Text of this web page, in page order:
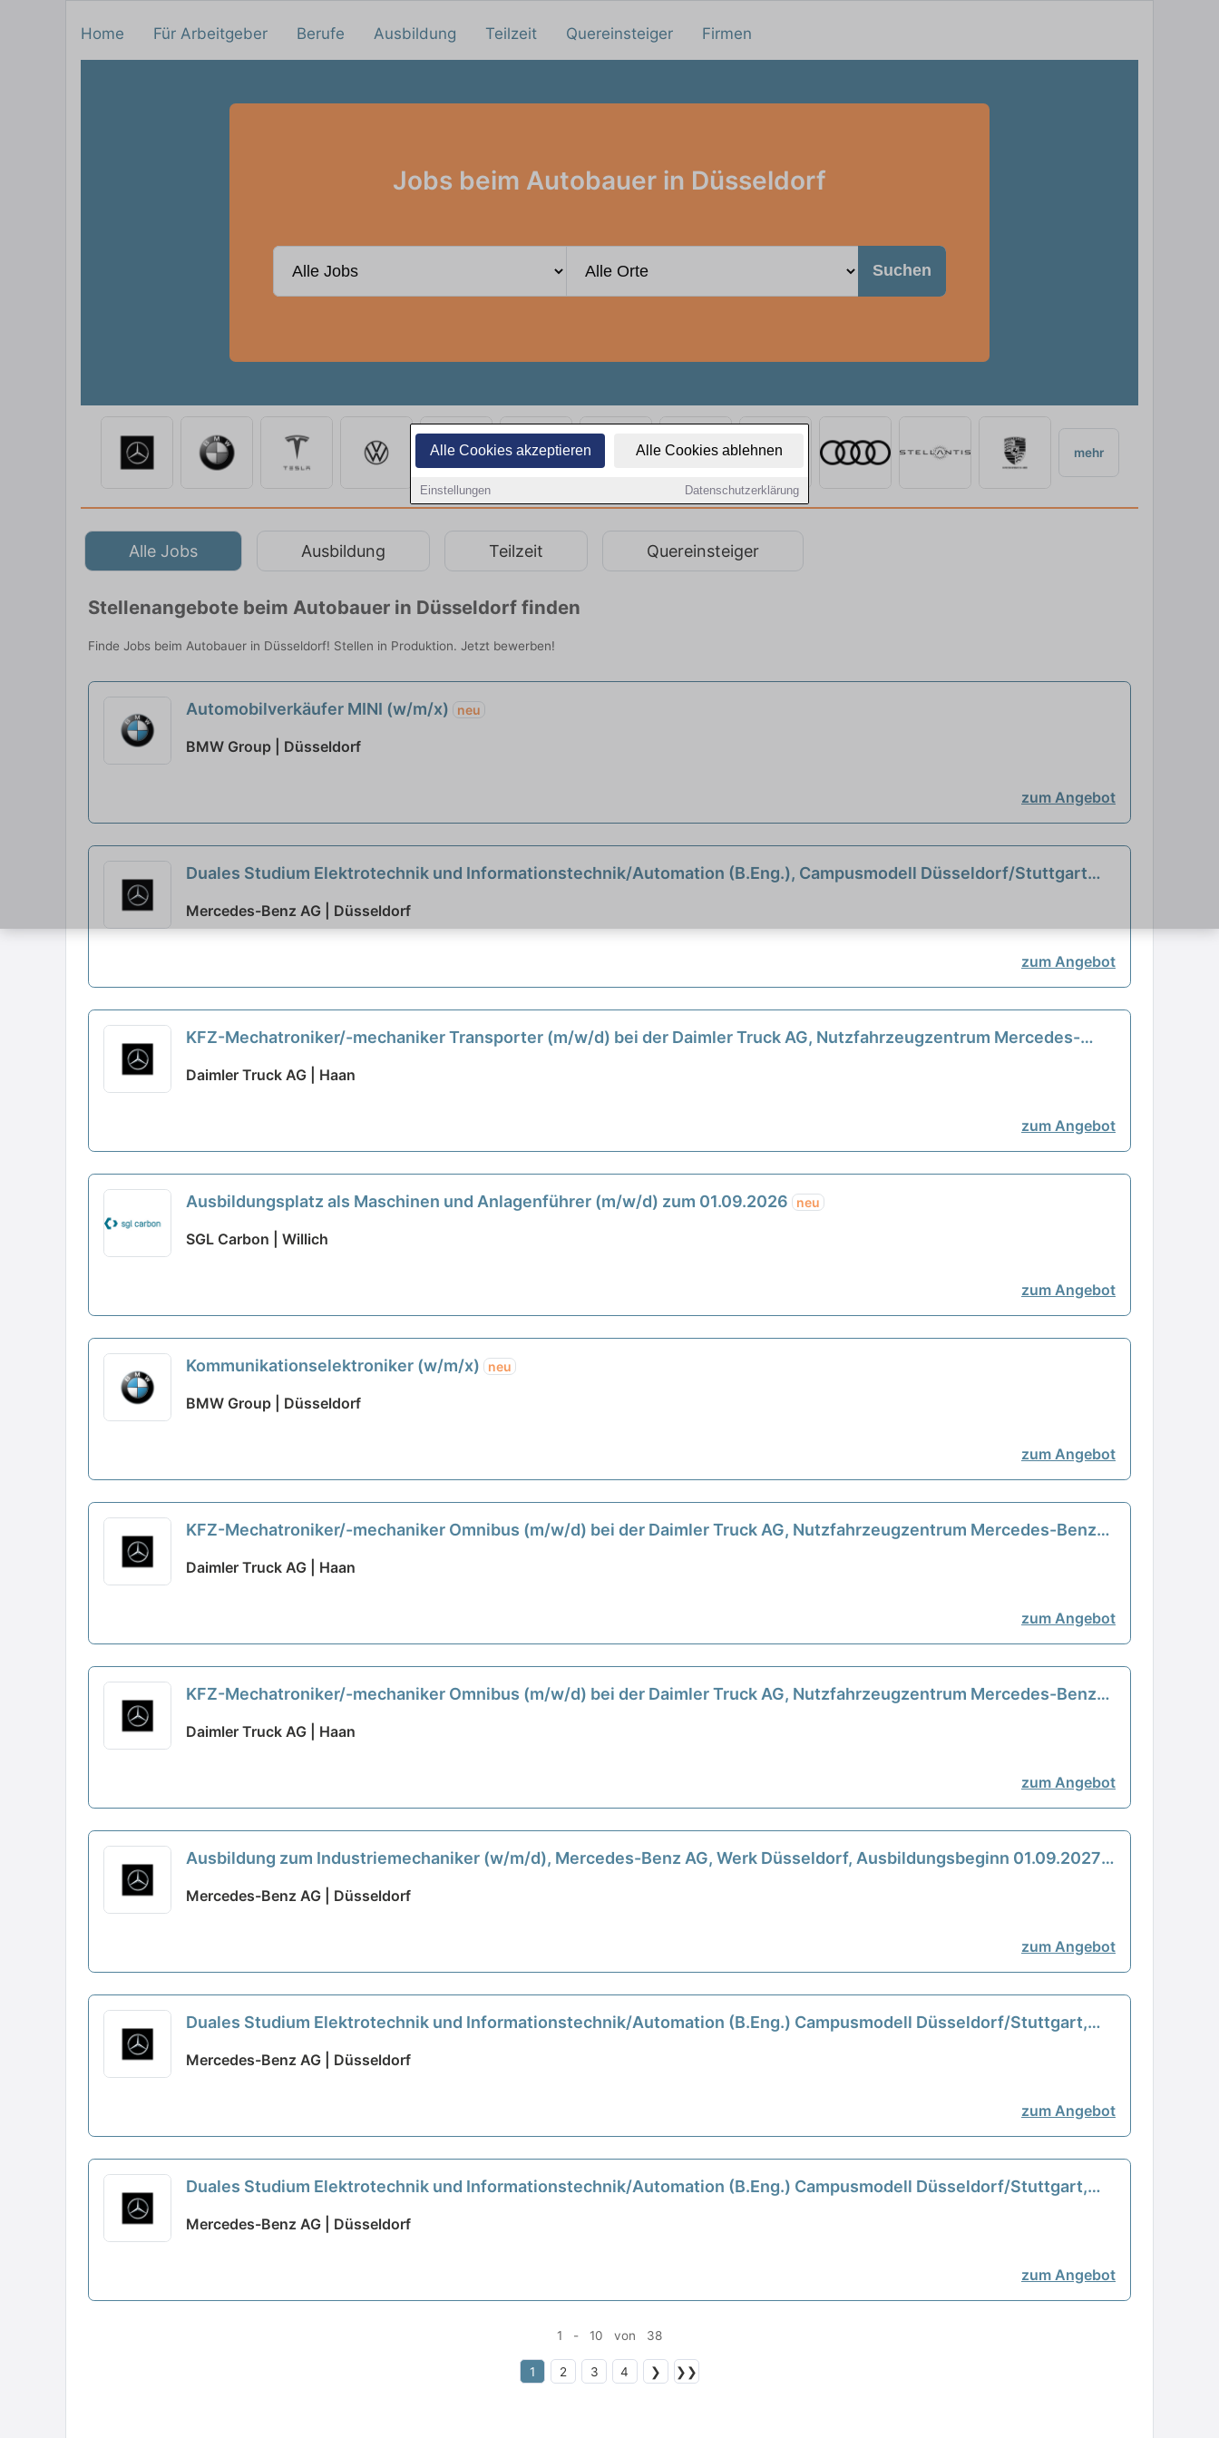
Alle Cookies akzeptieren Alle Cookies ablehnen
Einstellungen Datenschutzerklärung
Home Für Arbeitgeber Berufe Ausbildung Teilzeit Quereinsteiger Firmen
Jobs beim Autobauer in Düsseldorf
Suchen
mehr
Alle Jobs Ausbildung Teilzeit Quereinsteiger
Stellenangebote beim Autobauer in Düsseldorf finden
Finde Jobs beim Autobauer in Düsseldorf! Stellen in Produktion. Jetzt bewerben!
Automobilverkäufer MINI (w/m/x) neu
BMW Group | Düsseldorf
zum Angebot
Duales Studium Elektrotechnik und Informationstechnik/Automation (B.Eng.), Campusmodell Düsseldorf/Stuttgart
Mercedes-Benz AG | Düsseldorf
zum Angebot
KFZ-Mechatroniker/-mechaniker Transporter (m/w/d) bei der Daimler Truck AG, Nutzfahrzeugzentrum Mercedes-
Daimler Truck AG | Haan
zum Angebot
Ausbildungsplatz als Maschinen und Anlagenführer (m/w/d) zum 01.09.2026 neu
SGL Carbon | Willich
zum Angebot
Kommunikationselektroniker (w/m/x) neu
BMW Group | Düsseldorf
zum Angebot
KFZ-Mechatroniker/-mechaniker Omnibus (m/w/d) bei der Daimler Truck AG, Nutzfahrzeugzentrum Mercedes-Benz
Daimler Truck AG | Haan
zum Angebot
KFZ-Mechatroniker/-mechaniker Omnibus (m/w/d) bei der Daimler Truck AG, Nutzfahrzeugzentrum Mercedes-Benz
Daimler Truck AG | Haan
zum Angebot
Ausbildung zum Industriemechaniker (w/m/d), Mercedes-Benz AG, Werk Düsseldorf, Ausbildungsbeginn 01.09.2027
Mercedes-Benz AG | Düsseldorf
zum Angebot
Duales Studium Elektrotechnik und Informationstechnik/Automation (B.Eng.) Campusmodell Düsseldorf/Stuttgart,
01.10.2027 (m/w/d)
Mercedes-Benz AG | Düsseldorf
zum Angebot
Duales Studium Elektrotechnik und Informationstechnik/Automation (B.Eng.) Campusmodell Düsseldorf/Stuttgart,
01.10.2027 (m/w/d)
Mercedes-Benz AG | Düsseldorf
zum Angebot
1 - 10 von 38
1 2 3 4 ❯ ❯❯